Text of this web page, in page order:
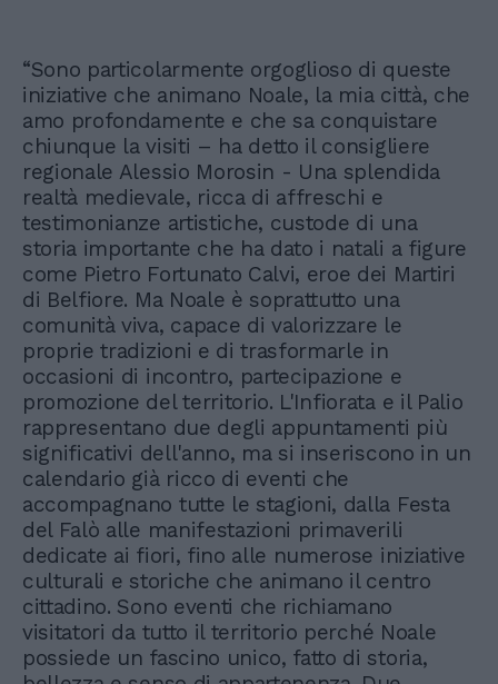
“Sono particolarmente orgoglioso di queste
iniziative che animano Noale, la mia città, che
amo profondamente e che sa conquistare
chiunque la visiti – ha detto il consigliere
regionale Alessio Morosin - Una splendida
realtà medievale, ricca di affreschi e
testimonianze artistiche, custode di una
storia importante che ha dato i natali a figure
come Pietro Fortunato Calvi, eroe dei Martiri
di Belfiore. Ma Noale è soprattutto una
comunità viva, capace di valorizzare le
proprie tradizioni e di trasformarle in
occasioni di incontro, partecipazione e
promozione del territorio. L'Infiorata e il Palio
rappresentano due degli appuntamenti più
significativi dell'anno, ma si inseriscono in un
calendario già ricco di eventi che
accompagnano tutte le stagioni, dalla Festa
del Falò alle manifestazioni primaverili
dedicate ai fiori, fino alle numerose iniziative
culturali e storiche che animano il centro
cittadino. Sono eventi che richiamano
visitatori da tutto il territorio perché Noale
possiede un fascino unico, fatto di storia,